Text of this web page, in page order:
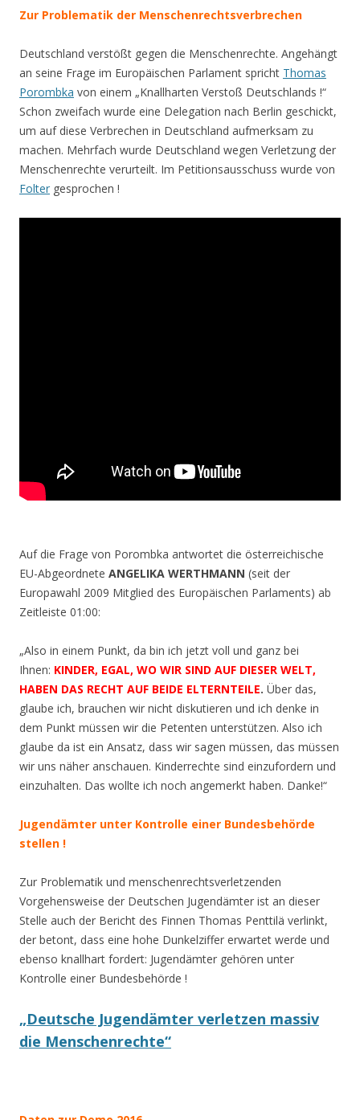
Zur Problematik der Menschenrechtsverbrechen
Deutschland verstößt gegen die Menschenrechte. Angehängt
an seine Frage im Europäischen Parlament spricht Thomas
Porombka von einem „Knallharten Verstoß Deutschlands !“
Schon zweifach wurde eine Delegation nach Berlin geschickt,
um auf diese Verbrechen in Deutschland aufmerksam zu
machen. Mehrfach wurde Deutschland wegen Verletzung der
Menschenrechte verurteilt. Im Petitionsausschuss wurde von
Folter gesprochen !
Auf die Frage von Porombka antwortet die österreichische
EU-Abgeordnete ANGELIKA WERTHMANN (seit der
Europawahl 2009 Mitglied des Europäischen Parlaments) ab
Zeitleiste 01:00:
„Also in einem Punkt, da bin ich jetzt voll und ganz bei
Ihnen: KINDER, EGAL, WO WIR SIND AUF DIESER WELT,
HABEN DAS RECHT AUF BEIDE ELTERNTEILE. Über das,
glaube ich, brauchen wir nicht diskutieren und ich denke in
dem Punkt müssen wir die Petenten unterstützen. Also ich
glaube da ist ein Ansatz, dass wir sagen müssen, das müssen
wir uns näher anschauen. Kinderrechte sind einzufordern und
einzuhalten. Das wollte ich noch angemerkt haben. Danke!“
Jugendämter unter Kontrolle einer Bundesbehörde
stellen !
Zur Problematik und menschenrechtsverletzenden
Vorgehensweise der Deutschen Jugendämter ist an dieser
Stelle auch der Bericht des Finnen Thomas Penttilä verlinkt,
der betont, dass eine hohe Dunkelziffer erwartet werde und
ebenso knallhart fordert: Jugendämter gehören unter
Kontrolle einer Bundesbehörde !
„Deutsche Jugendämter verletzen massiv
die Menschenrechte“